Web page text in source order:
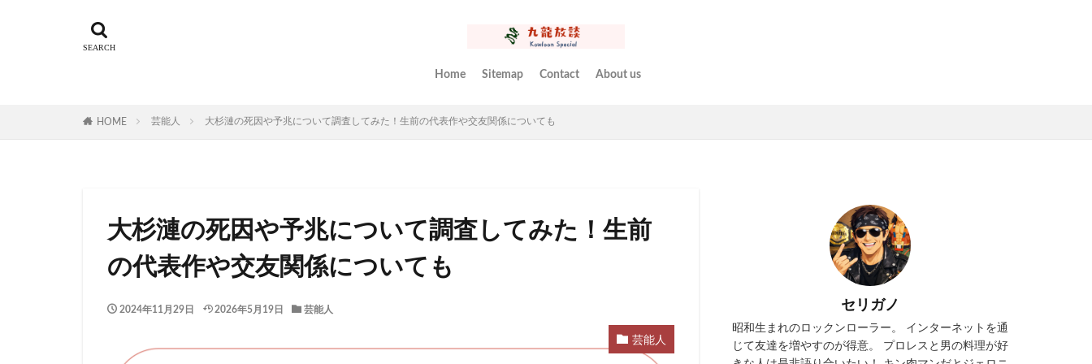
Home Sitemap Contact About us
HOME 芸能人 大杉漣の死因や予兆について調査してみた！生前の代表作や交友関係についても
大杉漣の死因や予兆について調査してみた！生前
の代表作や交友関係についても
2024年11月29日 2026年5月19日 芸能人
芸能人
セリガノ
昭和生まれのロックンローラー。 インターネットを通
じて友達を増やすのが得意。 プロレスと男の料理が好